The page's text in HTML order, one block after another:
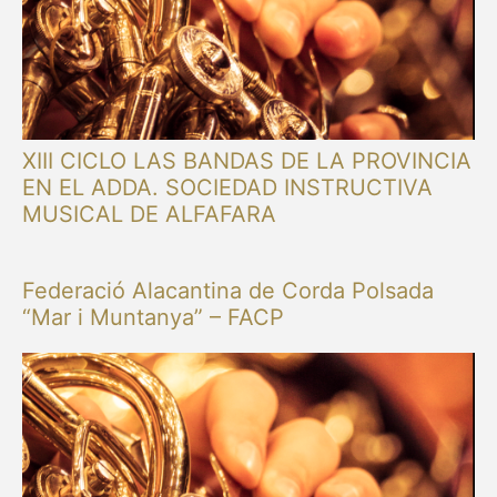
XIII CICLO LAS BANDAS DE LA PROVINCIA
EN EL ADDA. SOCIEDAD INSTRUCTIVA
MUSICAL DE ALFAFARA
Federació Alacantina de Corda Polsada
“Mar i Muntanya” – FACP